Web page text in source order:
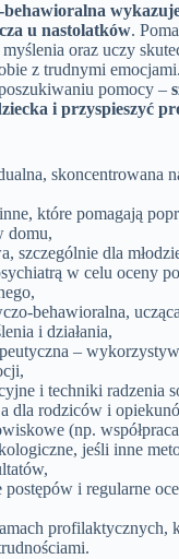
u nastolatków.
oraz uczy
z trudnymi
pomocy –
i przyspieszyć
skoncentrowana
które pomagają
domu,
szczególnie dla
w celu oceny
behawioralna,
i działania,
–
i techniki radzenia
dla rodziców i
(np. współpraca
jeśli inne
i regularne
profilaktycznych,